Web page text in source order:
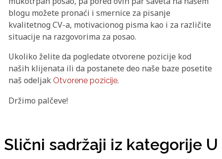
blogu možete pronaći i smernice za pisanje
kvalitetnog CV-a, motivacionog pisma kao i za različite
situacije na razgovorima za posao.
Ukoliko želite da pogledate otvorene pozicije kod
naših klijenata ili da postanete deo naše baze posetite
naš odeljak Otvorene pozicije.
Držimo palčeve!
Slični sadržaji iz kategorije U